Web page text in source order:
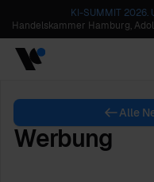
KI-SUMMIT 2026.
Handelskammer Hamburg,
Alle
Werbung